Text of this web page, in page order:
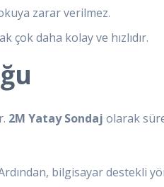
zarar verilmez.
çok daha kolay ve hızlıdır.
2M Yatay Sondaj olarak
bilgisayar destekli